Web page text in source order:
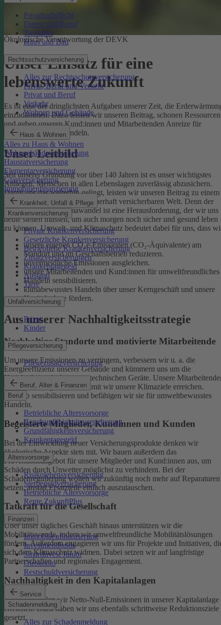
Privathaftpflicht
Dienst und Beruf
Tierhalter
Haus und Bau
Rechtsschutzversicherung
Alles zur Rechtsschutzversicherung
Privat, Beruf und Verkehr
Privat und Beruf
Verkehr
Wohnen und Gebäude
Haus & Wohnen
Alles zu Haus & Wohnen
Wohngebäudeversicherung
Hausratversicherung
Elementarversicherung
Glasversicherung
Immobilienfinanzierung
Krankheit, Unfall & Pflege
Krankenversicherung
Private Krankenversicherung
Gesetzliche Krankenversicherung
Betriebliche Krankenversicherung
Zusatzversicherungen
Krankentagegeld
Ausland
Tiere
Unfallversicherung
Privat
Kinder
Pflegeversicherung
Pflegezusatzversicherung
Beruf, Alter & Finanzen
Beruf
Betriebliche Altersvorsorge
Berufsunfähigkeitsversicherung
Grundfähigkeitsversicherung
Krankentagegeld
Altersvorsorge
Risikolebensversicherung
Sterbegeldversicherung
Betriebliche Altersvorsorge
Rente ZukunftPlus
Finanzen
Immobilienfinanzierung
Investmentfonds
SmartInvest Junior
Girokonto
Restschuldversicherung
Service
Schadenmeldung
Alles zur Schadenmeldung
Ökologische Verantwortung der DEVK
Unser Einsatz für eine
lebenswerte Zukunft
Es ist eine der dringlichsten Aufgaben unserer Zeit, die
einzudämmen. Dazu leisten wir unseren Beitrag, schonen Ressourcen
und geben unseren Kund:innen und Mitarbeitenden Anreize für
umweltbewusstes Handeln.
Unser Leitbild
Seit unserer Gründung vor über 140 Jahren ist es unser wichtigstes
Anliegen, Menschen in allen Lebenslagen zuverlässig abzusichern.
Damit uns das weiterhin gelingt, leisten wir unseren Beitrag zu einem
gesunden Klima und einer dauerhaft versicherbaren Welt. Denn der
menschgemachte Klimawandel ist eine Herausforderung, der wir uns
heute stellen müssen, um auch morgen noch sicher und gesund leben
zu können.Umwelt- und Klimaschutz bedeutet dabei für uns, dass
unsere eigenen CO₂e-Emissionen (CO₂-Äquivalente) am
Standort und im Geschäftsbetrieb reduzieren.
unvermeidliche Emissionen ausgleichen.
unsere Mitarbeitenden und Kund:innen für umweltfreundliches
Handeln sensibilisieren.
klimabewusstes Handeln über unser Kerngeschäft und unsere
Kapitalanlage fördern.
Aus unserer Nachhaltigkeitsstrategie
Nachhaltige Standorte und motivierte Mitarbeitende
Um unsere Emissionen zu verringern, verbessern wir u. a. die
Energieeffizienz unserer Gebäude und kümmern uns um die
Kreislaufwirtschaft unserer technischen Geräte. Unsere
sind ein wichtiger Hebel, damit wir unsere Klimaziele erreichen.
Deshalb sensibilisieren und befähigen wir sie für umweltbewusstes
Handeln.
Begeisterte Mitglieder, Kundinnen und Kunden
Bei der Entwicklung neuer Versicherungsprodukte denken wir
ökologische Aspekte stets mit. Wir bauen außerdem das
Präventionsangebot für unsere Mitglieder und Kund:innen aus, um
Schäden durch Unwetter möglichst zu verhindern. Bei der
Schadenregulierung wollen wir zukünftig noch mehr auf Reparaturen
setzen, anstatt Ersatzteile einfach auszutauschen.
Tatkraft für die Gesellschaft
Über unser tägliches Geschäft hinaus unterstützen wir die
Mobilitätswende, indem wir umweltfreundliche Mobilitätslösungen
fördern. Außerdem engagieren wir uns für Projekte und Initiativen,
sich dem Klimaschutz widmen. Dabei setzen wir auf langfristige
Partnerschaften und regionales Engagement.
Nachhaltigkeit in den Kapitalanlagen
Bis 2050 wollen wir Netto-Null-Emissionen in unserer Kapitalanlage
erreichen. Dazu haben wir uns ebenfalls schrittweise Reduktionsziele
gesetzt.